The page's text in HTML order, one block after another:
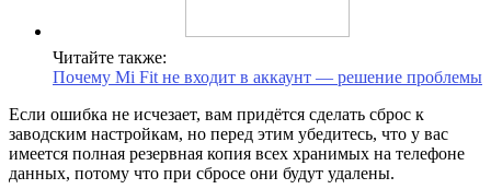
Читайте также:
Почему Mi Fit не входит в аккаунт — решение проблемы
Если ошибка не исчезает, вам придётся сделать сброс к
заводским настройкам, но перед этим убедитесь, что у вас
имеется полная резервная копия всех хранимых на телефоне
данных, потому что при сбросе они будут удалены.